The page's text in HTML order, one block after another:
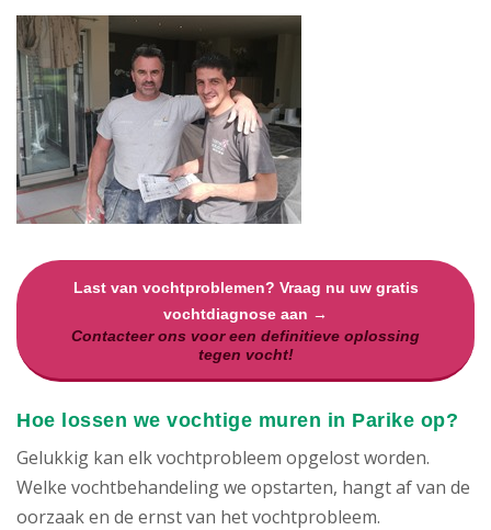
Last van vochtproblemen? Vraag nu uw gratis
vochtdiagnose aan →
Contacteer ons voor een definitieve oplossing
tegen vocht!
Hoe lossen we vochtige muren in Parike op?
Gelukkig kan elk vochtprobleem opgelost worden.
Welke vochtbehandeling we opstarten, hangt af van de
oorzaak en de ernst van het vochtprobleem.